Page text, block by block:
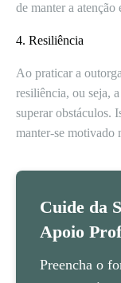
de manter a atenção
4. Resiliência
Ao praticar a
resiliência, ou seja,
superar obstáculos.
manter-se motivado
Cuide da
Apoio
Preencha o